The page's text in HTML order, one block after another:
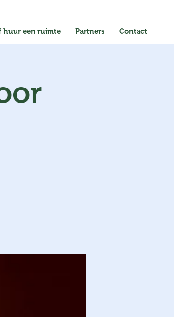
huur een ruimte Partners Contact